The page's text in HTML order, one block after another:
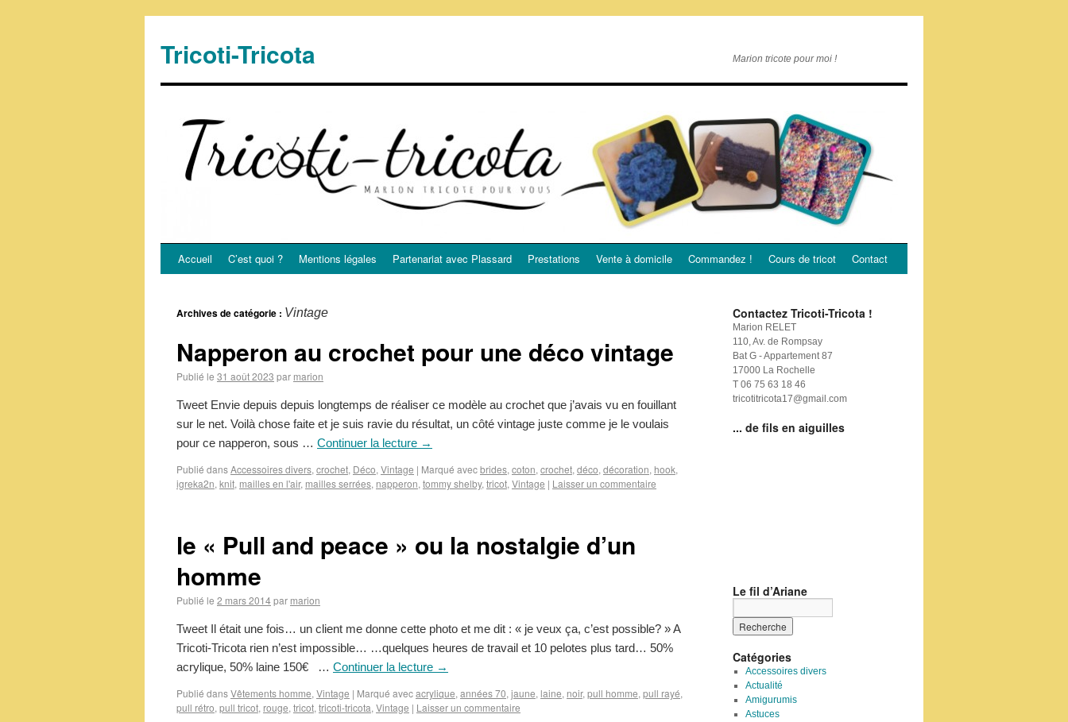
Tricoti-Tricota Marion tricote pour moi !
Accueil C’est quoi ? Mentions légales Partenariat avec Plassard Prestations Vente à domicile Commandez ! Cours de tricot Contact
Archives de catégorie : Vintage
Napperon au crochet pour une déco vintage
Publié le 31 août 2023 par marion
Tweet Envie depuis depuis longtemps de réaliser ce modèle au crochet que j’avais vu en fouillant
sur le net. Voilà chose faite et je suis ravie du résultat, un côté vintage juste comme je le voulais
pour ce napperon, sous … Continuer la lecture →
Publié dansAccessoires divers, crochet, Déco, Vintage | Marqué avecbrides, coton, crochet, déco, décoration, hook,
igreka2n, knit, mailles en l'air, mailles serrées, napperon, tommy shelby, tricot, Vintage | Laisser un commentaire
le « Pull and peace » ou la nostalgie d’un
homme
Publié le 2 mars 2014par marion
Tweet Il était une fois… un client me donne cette photo et me dit : « je veux ça, c’est possible? » A
Tricoti-Tricota rien n’est impossible… …quelques heures de travail et 10 pelotes plus tard… 50%
acrylique, 50% laine 150€ … Continuer la lecture →
Publié dansVêtements homme, Vintage | Marqué avecacrylique, années 70, jaune, laine, noir, pull homme, pull rayé,
pull rétro, pull tricot, rouge, tricot, tricoti-tricota, Vintage | Laisser un commentaire
Contactez Tricoti-Tricota !
Marion RELET
110, Av. de Rompsay
Bat G - Appartement 87
17000 La Rochelle
T 06 75 63 18 46
tricotitricota17@gmail.com
... de fils en aiguilles
Le fil d’Ariane
Catégories
Accessoires divers
Actualité
Amigurumis
Astuces